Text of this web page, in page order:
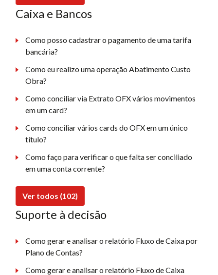
Caixa e Bancos
Como posso cadastrar o pagamento de uma tarifa
bancária?
Como eu realizo uma operação Abatimento Custo
Obra?
Como conciliar via Extrato OFX vários movimentos
em um card?
Como conciliar vários cards do OFX em um único
título?
Como faço para verificar o que falta ser conciliado
em uma conta corrente?
Ver todos (102)
Suporte à decisão
Como gerar e analisar o relatório Fluxo de Caixa por
Plano de Contas?
Como gerar e analisar o relatório Fluxo de Caixa